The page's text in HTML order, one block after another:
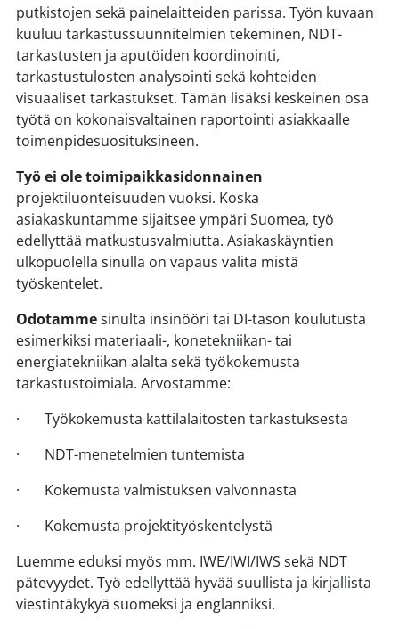
putkistojen sekä painelaitteiden parissa. Työn kuvaan
kuuluu tarkastussuunnitelmien tekeminen, NDT-
tarkastusten ja aputöiden koordinointi,
tarkastustulosten analysointi sekä kohteiden
visuaaliset tarkastukset. Tämän lisäksi keskeinen osa
työtä on kokonaisvaltainen raportointi asiakkaalle
toimenpidesuosituksineen.
Työ ei ole toimipaikkasidonnainen
projektiluonteisuuden vuoksi. Koska
asiakaskuntamme sijaitsee ympäri Suomea, työ
edellyttää matkustusvalmiutta. Asiakaskäyntien
ulkopuolella sinulla on vapaus valita mistä
työskentelet.
Odotammesinulta insinööri tai DI-tason koulutusta
esimerkiksi materiaali-, konetekniikan- tai
energiatekniikan alalta sekä työkokemusta
tarkastustoimiala. Arvostamme:
· Työkokemusta kattilalaitosten tarkastuksesta
· NDT-menetelmien tuntemista
· Kokemusta valmistuksen valvonnasta
· Kokemusta projektityöskentelystä
Luemme eduksi myös mm. IWE/IWI/IWS sekä NDT
pätevyydet. Työ edellyttää hyvää suullista ja kirjallista
viestintäkykyä suomeksi ja englanniksi.